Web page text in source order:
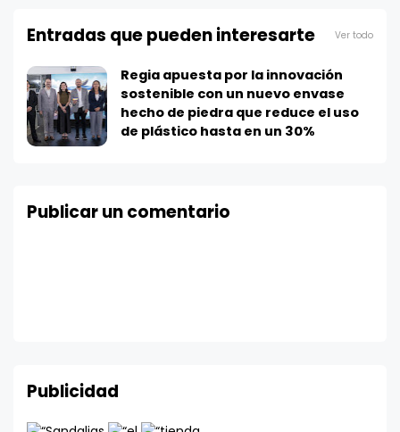
Entradas que pueden interesarte Ver todo
Regia apuesta por la innovación
sostenible con un nuevo envase
hecho de piedra que reduce el uso
de plástico hasta en un 30%
Publicar un comentario
Publicidad